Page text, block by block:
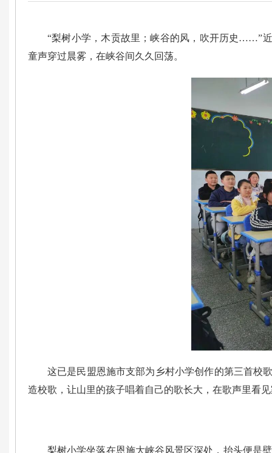
“梨树小学，木贡故里；峡谷的风，吹开历史……”
童声穿过晨雾，在峡谷间久久回荡。
这已是民盟恩施市支部为乡村小学创作的第三首校
造校歌，让山里的孩子唱着自己的歌长大，在歌声里看
梨树小学坐落在恩施大峡谷风景区深处，抬头便是